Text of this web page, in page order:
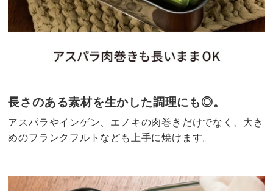
長さのある素材を生かした調理にも◎。
アスパラやインゲン、エノキの肉巻きだけでなく、大き
めのフランクフルトなども上手に焼けます。